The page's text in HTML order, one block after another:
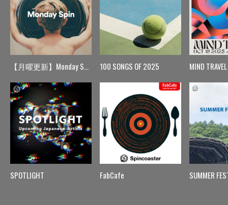
【月曜更新】Monday Spin
SPOTLIGHT
100 SONGS OF 2025
FabCafe
MIND TRAVEL
SUMMER